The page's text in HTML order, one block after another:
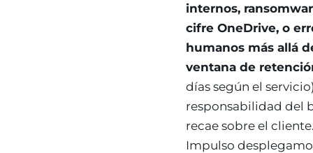
internos,
cifre OneDrive, o
humanos más allá
ventana de
días según el
responsabilidad del
recae sobre el
Impulso